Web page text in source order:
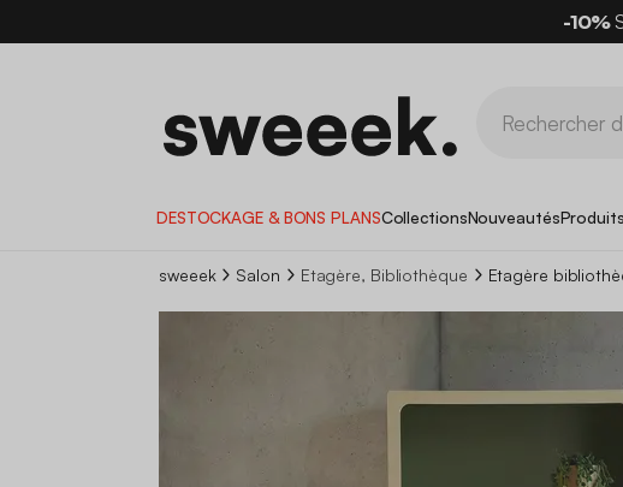
-10%
DESTOCKAGE & BONS PLANSCollectionsNouveautésProduits
sweeek Salon Etagère, Bibliothèque Etagère